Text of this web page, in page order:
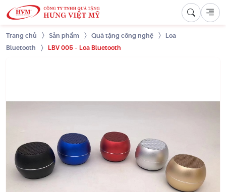
Trang chủ Sản phẩm Quà tặng công nghệ
Loa
Bluetooth
LBV 005 - Loa Bluetooth